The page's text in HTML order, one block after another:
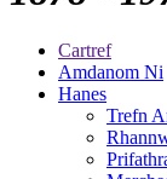
Cartref
Amdanom Ni
Hanes
Trefn